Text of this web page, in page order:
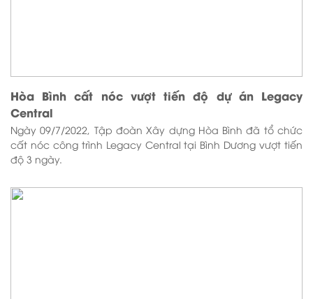
Hòa Bình cất nóc vượt tiến độ dự án Legacy
Central
Ngày 09/7/2022, Tập đoàn Xây dựng Hòa Bình đã tổ chức
cất nóc công trình Legacy Central tại Bình Dương vượt tiến
độ 3 ngày.